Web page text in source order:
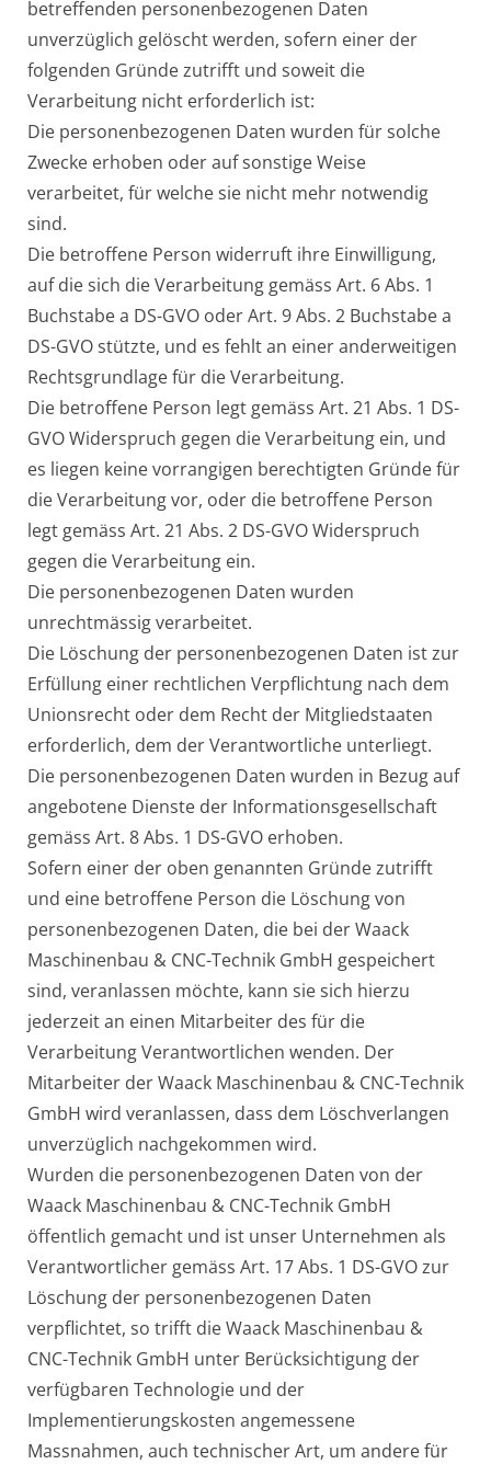
betreffenden personenbezogenen Daten
unverzüglich gelöscht werden, sofern einer der
folgenden Gründe zutrifft und soweit die
Verarbeitung nicht erforderlich ist:
Die personenbezogenen Daten wurden für solche
Zwecke erhoben oder auf sonstige Weise
verarbeitet, für welche sie nicht mehr notwendig
sind.
Die betroffene Person widerruft ihre Einwilligung,
auf die sich die Verarbeitung gemäss Art. 6 Abs. 1
Buchstabe a DS-GVO oder Art. 9 Abs. 2 Buchstabe a
DS-GVO stützte, und es fehlt an einer anderweitigen
Rechtsgrundlage für die Verarbeitung.
Die betroffene Person legt gemäss Art. 21 Abs. 1 DS-
GVO Widerspruch gegen die Verarbeitung ein, und
es liegen keine vorrangigen berechtigten Gründe für
die Verarbeitung vor, oder die betroffene Person
legt gemäss Art. 21 Abs. 2 DS-GVO Widerspruch
gegen die Verarbeitung ein.
Die personenbezogenen Daten wurden
unrechtmässig verarbeitet.
Die Löschung der personenbezogenen Daten ist zur
Erfüllung einer rechtlichen Verpflichtung nach dem
Unionsrecht oder dem Recht der Mitgliedstaaten
erforderlich, dem der Verantwortliche unterliegt.
Die personenbezogenen Daten wurden in Bezug auf
angebotene Dienste der Informationsgesellschaft
gemäss Art. 8 Abs. 1 DS-GVO erhoben.
Sofern einer der oben genannten Gründe zutrifft
und eine betroffene Person die Löschung von
personenbezogenen Daten, die bei der Waack
Maschinenbau & CNC-Technik GmbH gespeichert
sind, veranlassen möchte, kann sie sich hierzu
jederzeit an einen Mitarbeiter des für die
Verarbeitung Verantwortlichen wenden. Der
Mitarbeiter der Waack Maschinenbau & CNC-Technik
GmbH wird veranlassen, dass dem Löschverlangen
unverzüglich nachgekommen wird.
Wurden die personenbezogenen Daten von der
Waack Maschinenbau & CNC-Technik GmbH
öffentlich gemacht und ist unser Unternehmen als
Verantwortlicher gemäss Art. 17 Abs. 1 DS-GVO zur
Löschung der personenbezogenen Daten
verpflichtet, so trifft die Waack Maschinenbau &
CNC-Technik GmbH unter Berücksichtigung der
verfügbaren Technologie und der
Implementierungskosten angemessene
Massnahmen, auch technischer Art, um andere für